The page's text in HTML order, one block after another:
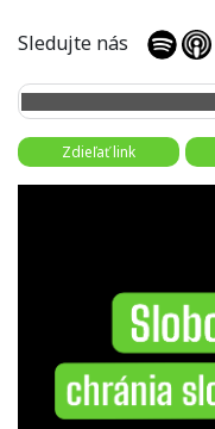
Sledujte nás
Zdieľať link